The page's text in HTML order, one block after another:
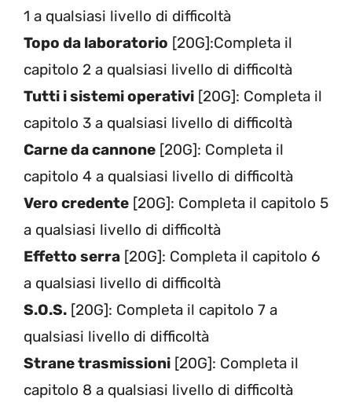
1 a qualsiasi livello di difficoltà
Topo da laboratorio [20G]:Completa il
capitolo 2 a qualsiasi livello di difficoltà
Tutti i sistemi operativi [20G]: Completa il
capitolo 3 a qualsiasi livello di difficoltà
Carne da cannone [20G]: Completa il
capitolo 4 a qualsiasi livello di difficoltà
Vero credente [20G]: Completa il capitolo 5
a qualsiasi livello di difficoltà
Effetto serra [20G]: Completa il capitolo 6
a qualsiasi livello di difficoltà
S.O.S. [20G]: Completa il capitolo 7 a
qualsiasi livello di difficoltà
Strane trasmissioni [20G]: Completa il
capitolo 8 a qualsiasi livello di difficoltà